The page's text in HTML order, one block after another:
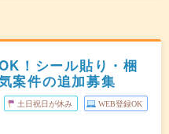
！シール貼り・梱
案件の追加募集
土日祝日が休み WEB登録OK